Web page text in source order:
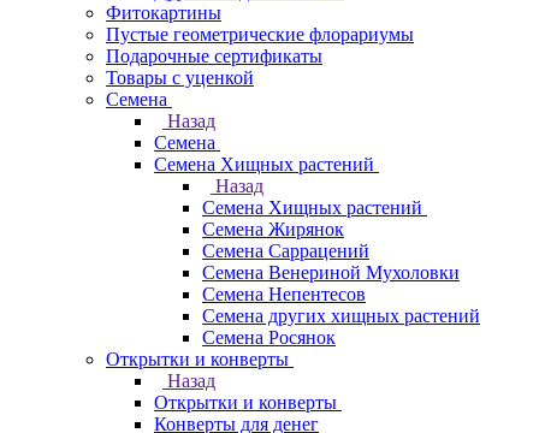
Фитокартины
Пустые геометрические флорариумы
Подарочные сертификаты
Товары с уценкой
Семена
Назад
Семена
Семена Хищных растений
Назад
Семена Хищных растений
Семена Жирянок
Семена Саррацений
Семена Венериной Мухоловки
Семена Непентесов
Семена других хищных растений
Семена Росянок
Открытки и конверты
Назад
Открытки и конверты
Конверты для денег